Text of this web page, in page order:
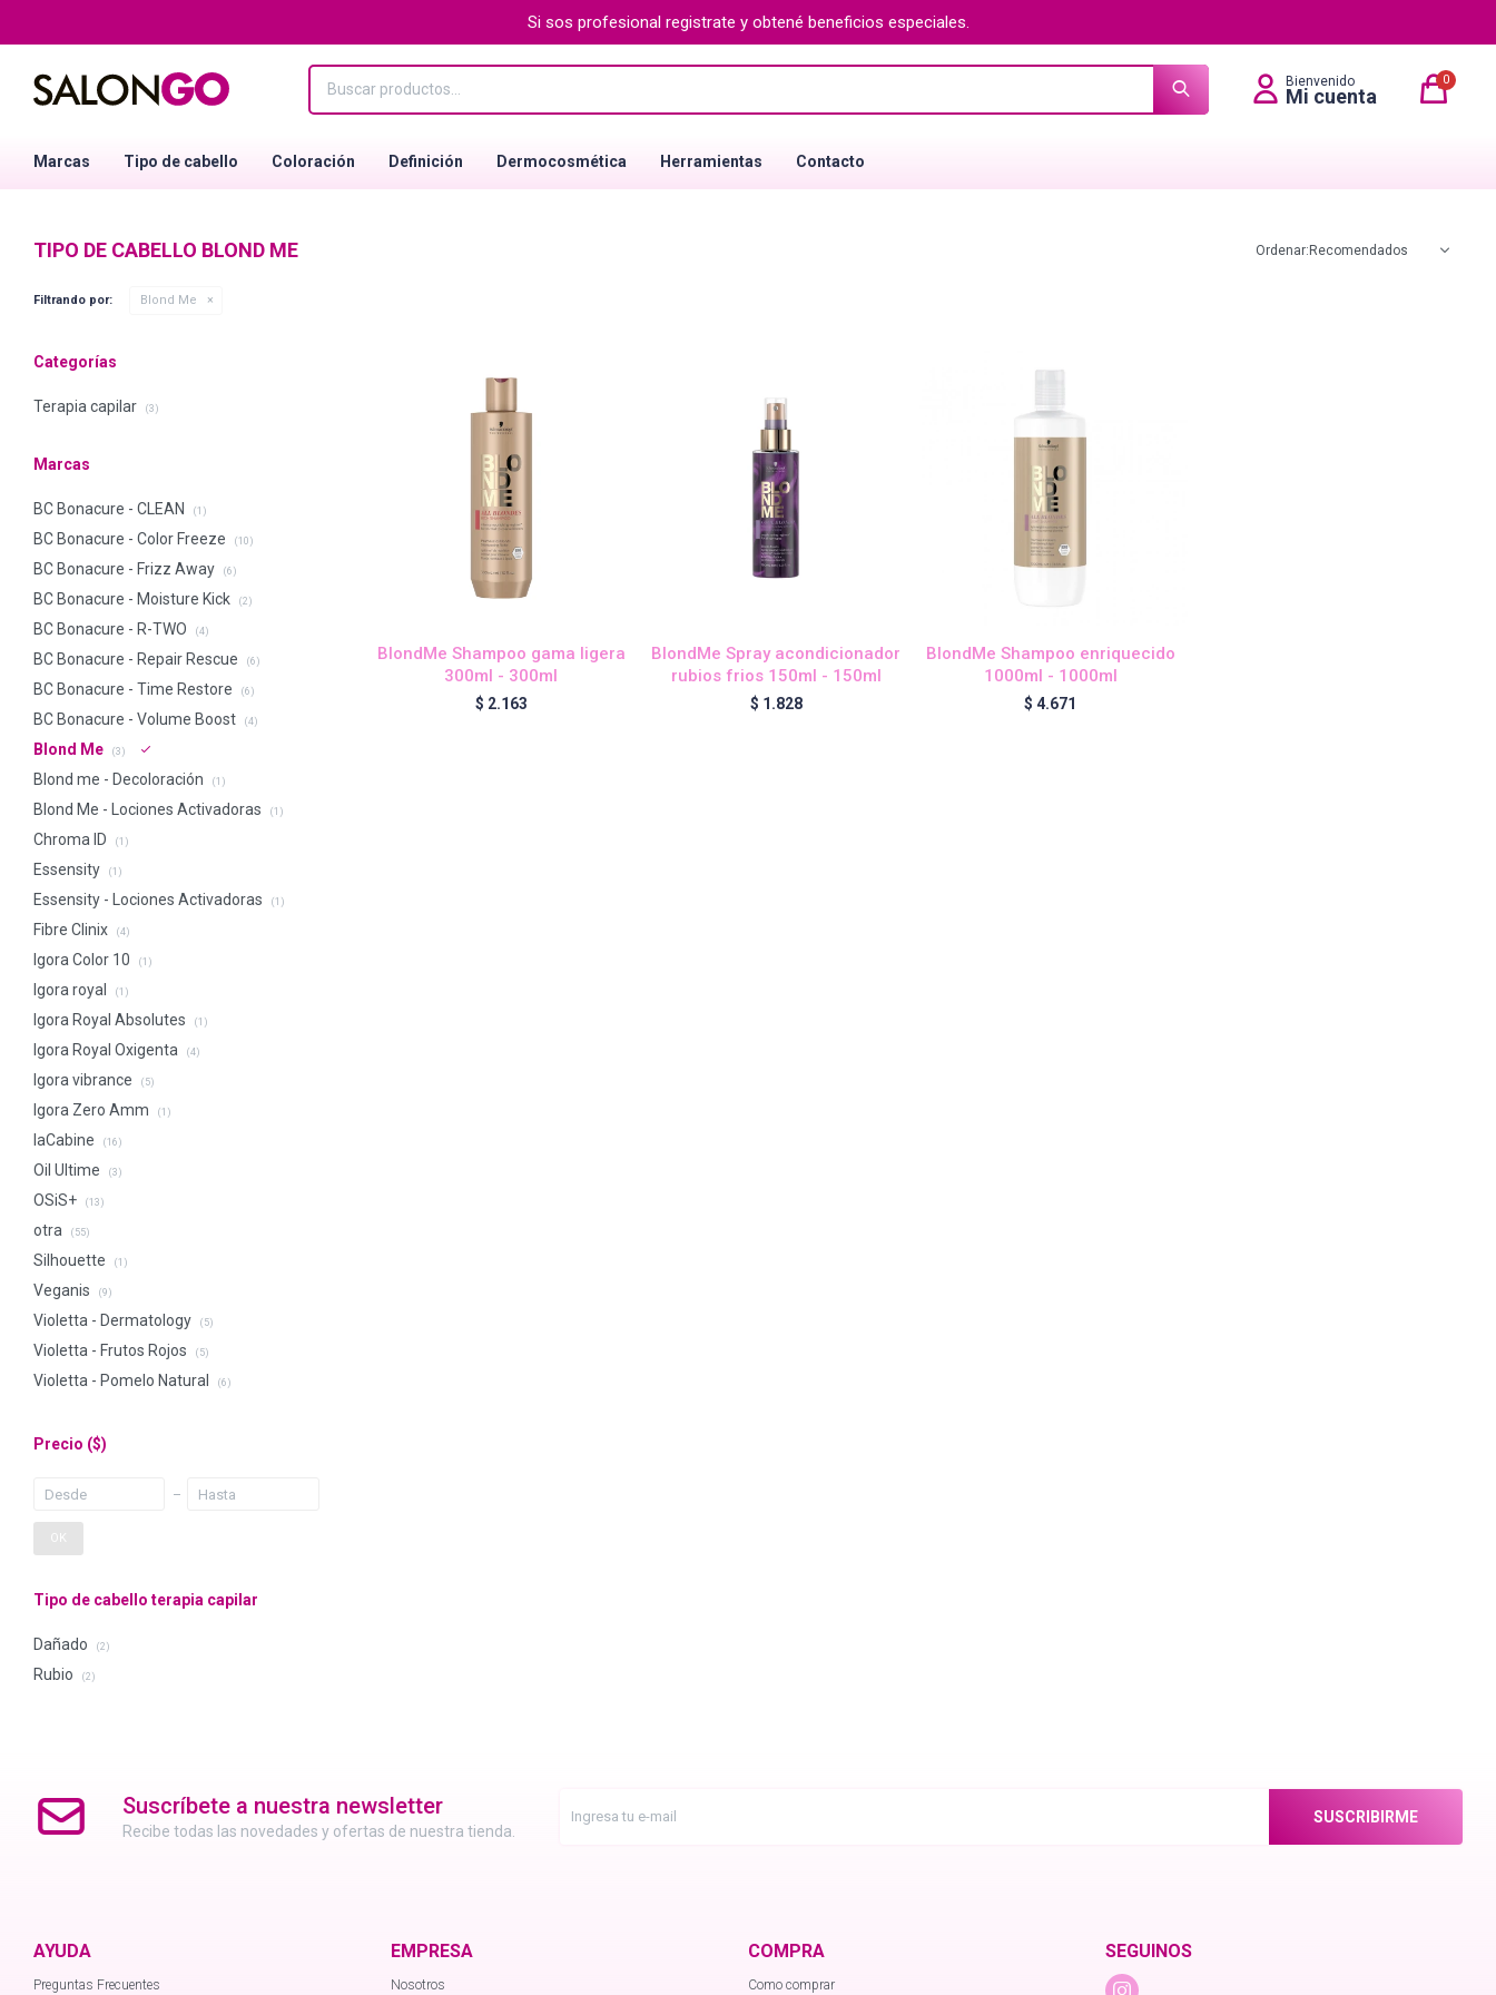
Si sos profesional registrate y obtené beneficios especiales.
Marcas Tipo de cabello Coloración Definición Dermocosmética Herramientas Contacto
0
TIPO DE CABELLO BLOND ME Recomendados
Filtrando por: Blond Me
BlondMe Shampoo gama ligera
300ml - 300ml
$ 2.163
BlondMe Spray acondicionador
rubios frios 150ml - 150ml
$ 1.828
BlondMe Shampoo enriquecido
1000ml - 1000ml
$ 4.671
Categorías
Terapia capilar (3)
Marcas
BC Bonacure - CLEAN (1)
BC Bonacure - Color Freeze (10)
BC Bonacure - Frizz Away (6)
BC Bonacure - Moisture Kick (2)
BC Bonacure - R-TWO (4)
BC Bonacure - Repair Rescue (6)
BC Bonacure - Time Restore (6)
BC Bonacure - Volume Boost (4)
Blond Me (3)
Blond me - Decoloración (1)
Blond Me - Lociones Activadoras (1)
Chroma ID (1)
Essensity (1)
Essensity - Lociones Activadoras (1)
Fibre Clinix (4)
Igora Color 10 (1)
Igora royal (1)
Igora Royal Absolutes (1)
Igora Royal Oxigenta (4)
Igora vibrance (5)
Igora Zero Amm (1)
laCabine (16)
Oil Ultime (3)
OSiS+ (13)
otra (55)
Silhouette (1)
Veganis (9)
Violetta - Dermatology (5)
Violetta - Frutos Rojos (5)
Violetta - Pomelo Natural (6)
Precio ($)
OK
Tipo de cabello terapia capilar
Dañado (2)
Rubio (2)
Suscríbete a nuestra newsletter
Recibe todas las novedades y ofertas de nuestra tienda.
SUSCRIBIRME
AYUDA
Preguntas Frecuentes
EMPRESA
Nosotros
COMPRA
Como comprar
SEGUINOS
